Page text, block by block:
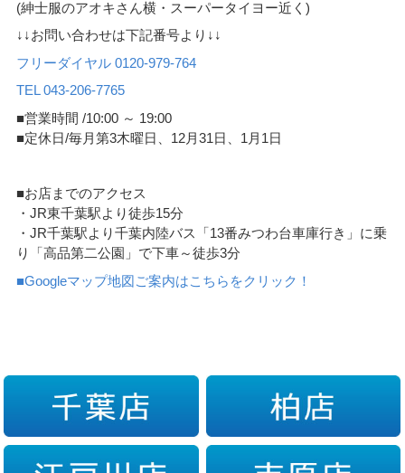
(紳士服のアオキさん横・スーパータイヨー近く)
↓↓お問い合わせは下記番号より↓↓
フリーダイヤル 0120-979-764
TEL 043-206-7765
■営業時間 /10:00 ～ 19:00
■定休日/毎月第3木曜日、12月31日、1月1日
■お店までのアクセス
・JR東千葉駅より徒歩15分
・JR千葉駅より千葉内陸バス「13番みつわ台車庫行き」に乗
り「高品第二公園」で下車～徒歩3分
■Googleマップ地図ご案内はこちらをクリック！